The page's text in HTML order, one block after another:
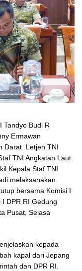
Tandyo Budi R
Ermawan
Darat Letjen TNI
TNI Angkatan Laut
Kepala Staf TNI
melaksanakan
bersama Komisi I
DPR RI Gedung
Pusat, Selasa
kepada
kapal dari Jepang
dan DPR RI.